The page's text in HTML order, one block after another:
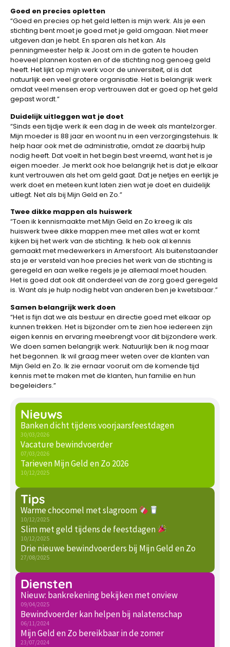
Goed en precies opletten
“Goed en precies op het geld letten is mijn werk. Als je een
stichting bent moet je goed met je geld omgaan. Niet meer
uitgeven dan je hebt. En sparen als het kan. Als
penningmeester help ik Joost om in de gaten te houden
hoeveel plannen kosten en of de stichting nog genoeg geld
heeft. Het lijkt op mijn werk voor de universiteit, al is dat
natuurlijk een veel grotere organisatie. Het is belangrijk werk
omdat veel mensen erop vertrouwen dat er goed op het geld
gepast wordt.”
Duidelijk uitleggen wat je doet
“Sinds een tijdje werk ik een dag in de week als mantelzorger.
Mijn moeder is 88 jaar en woont nu in een verzorgingstehuis. Ik
help haar ook met de administratie, omdat ze daarbij hulp
nodig heeft. Dat voelt in het begin best vreemd, want het is je
eigen moeder. Je merkt ook hoe belangrijk het is dat je elkaar
kunt vertrouwen als het om geld gaat. Dat je netjes en eerlijk je
werk doet en meteen kunt laten zien wat je doet en duidelijk
uitlegt. Net als bij Mijn Geld en Zo.”
Twee dikke mappen als huiswerk
“Toen ik kennismaakte met Mijn Geld en Zo kreeg ik als
huiswerk twee dikke mappen mee met alles wat er komt
kijken bij het werk van de stichting. Ik heb ook al kennis
gemaakt met medewerkers in Amersfoort. Als buitenstaander
sta je er versteld van hoe precies het werk van de stichting is
geregeld en aan welke regels je je allemaal moet houden.
Het is goed dat ook dit onderdeel van de zorg goed geregeld
is. Want als je hulp nodig hebt van anderen ben je kwetsbaar.”
Samen belangrijk werk doen
“Het is fijn dat we als bestuur en directie goed met elkaar op
kunnen trekken. Het is bijzonder om te zien hoe iedereen zijn
eigen kennis en ervaring meebrengt voor dit bijzondere werk.
We doen samen belangrijk werk. Natuurlijk ben ik nog maar
het begonnen. Ik wil graag meer weten over de klanten van
Mijn Geld en Zo. Ik zie ernaar vooruit om de komende tijd
kennis met te maken met de klanten, hun familie en hun
begeleiders.”
Nieuws
Banken dicht tijdens voorjaarsfeestdagen
30/03/2026
Vacature bewindvoerder
07/03/2026
Tarieven Mijn Geld en Zo 2026
10/12/2025
Tips
Warme chocomel met slagroom
10/12/2025
Slim met geld tijdens de feestdagen
10/12/2025
Drie nieuwe bewindvoerders bij Mijn Geld en Zo
27/08/2025
Diensten
Nieuw: bankrekening bekijken met onview
09/04/2025
Bewindvoerder kan helpen bij nalatenschap
06/11/2024
Mijn Geld en Zo bereikbaar in de zomer
23/07/2024